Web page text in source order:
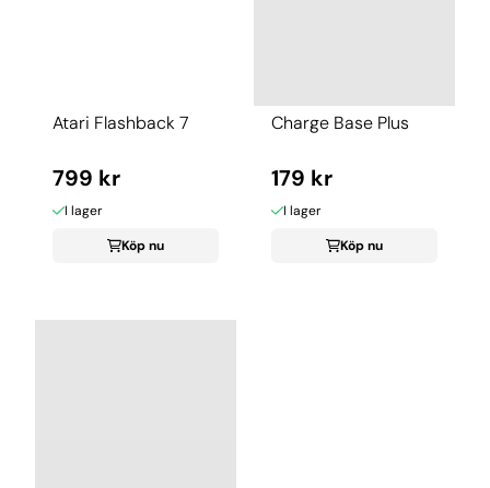
Atari Flashback 7
799 kr
I lager
Köp nu
Charge Base Plus
179 kr
I lager
Köp nu